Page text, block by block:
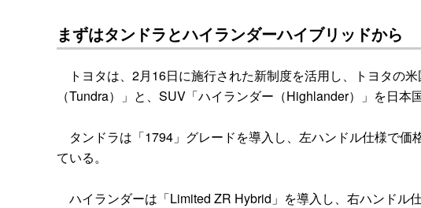
まずはタンドラとハイランダーハイブリッドから
トヨタは、2月16日に施行された新制度を活用し、トヨタの
（Tundra）」と、SUV「ハイランダー（Highlander）」を日本
タンドラは「1794」グレードを導入し、左ハンドル仕様で価
ている。
ハイランダーは「Limited ZR Hybrid」を導入し、右ハンドル